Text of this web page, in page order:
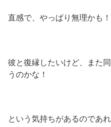
直感で、やっぱり無理かも！
彼と復縁したいけど、また
うのかな！
という気持ちがあるのであ